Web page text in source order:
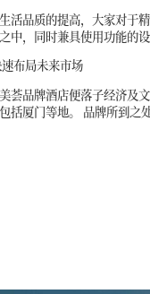
活品质的提高，大家对于
中，同时兼具使用功能的
布局未来市场
荟品牌酒店便落子经济及
括厦门等地。 品牌所到